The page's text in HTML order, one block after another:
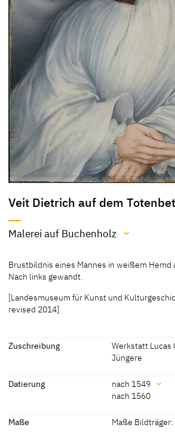
Veit Dietrich auf dem
Malerei auf Buchenholz
Malerei auf Buchenholz
[Landesmuseum für Kunst und
revised 2014]
Brustbildnis eines Mannes in weißem Hemd
Nach links gewandt.
[Landesmuseum für Kunst und
revised 2014]
Zuschreibung
Werkstatt Lucas
Jüngere
Zuschreibung
[Landesmuseum
2014]
Datierung
nach 1549
nach 1560
Datierung
Maße Maße Bildträger: